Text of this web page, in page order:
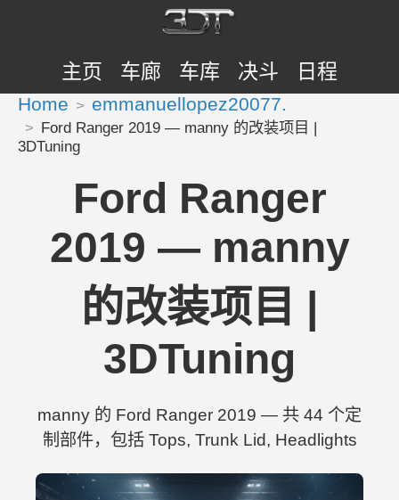
主页 车廊 车库 决斗 日程
Home emmanuellopez20077.
Ford Ranger 2019 — manny 的改装项目 |
3DTuning
Ford Ranger
2019 — manny
的改装项目 |
3DTuning
manny 的 Ford Ranger 2019 — 共 44 个定
制部件，包括 Tops, Trunk Lid, Headlights